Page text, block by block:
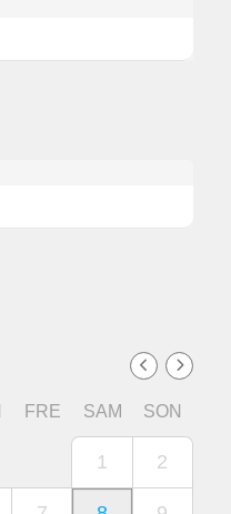
FRE SAM SON
1 2